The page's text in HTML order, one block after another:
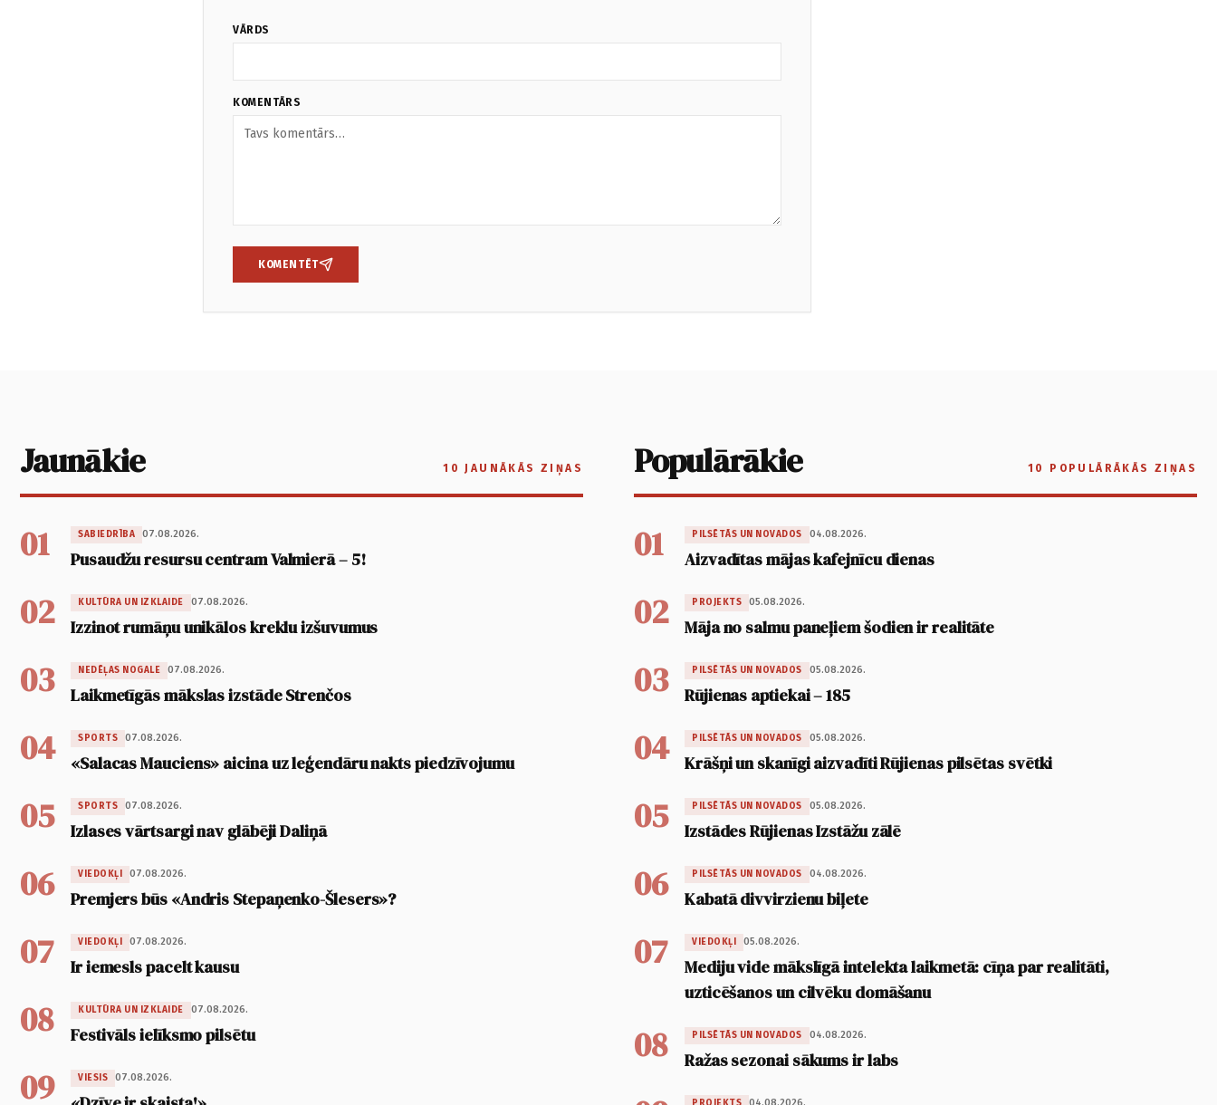
VĀRDS
KOMENTĀRS
KOMENTĒT
Jaunākie 10 JAUNĀKĀS ZIŅAS
01 SABIEDRĪBA 07.08.2026.
Pusaudžu resursu centram Valmierā – 5!
02 KULTŪRA UN IZKLAIDE 07.08.2026.
Izzinot rumāņu unikālos kreklu izšuvumus
03 NEDĒĻAS NOGALE 07.08.2026.
Laikmetīgās mākslas izstāde Strenčos
04 SPORTS 07.08.2026.
«Salacas Mauciens» aicina uz leģendāru nakts piedzīvojumu
05 SPORTS 07.08.2026.
Izlases vārtsargi nav glābēji Daliņā
06 VIEDOKĻI 07.08.2026.
Premjers būs «Andris Stepaņenko-Šlesers»?
07 VIEDOKĻI 07.08.2026.
Ir iemesls pacelt kausu
08 KULTŪRA UN IZKLAIDE 07.08.2026.
Festivāls ielīksmo pilsētu
09 VIESIS 07.08.2026.
Populārākie 10 POPULĀRĀKĀS ZIŅAS
01 PILSĒTĀS UN NOVADOS 04.08.2026.
Aizvadītas mājas kafejnīcu dienas
02 PROJEKTS 05.08.2026.
Māja no salmu paneļiem šodien ir realitāte
03 PILSĒTĀS UN NOVADOS 05.08.2026.
Rūjienas aptiekai – 185
04 PILSĒTĀS UN NOVADOS 05.08.2026.
Krāšņi un skanīgi aizvadīti Rūjienas pilsētas svētki
05 PILSĒTĀS UN NOVADOS 05.08.2026.
Izstādes Rūjienas Izstāžu zālē
06 PILSĒTĀS UN NOVADOS 04.08.2026.
Kabatā divvirzienu biļete
07 VIEDOKĻI 05.08.2026.
Mediju vide mākslīgā intelekta laikmetā: cīņa par realitāti,
uzticēšanos un cilvēku domāšanu
08 PILSĒTĀS UN NOVADOS 04.08.2026.
Ražas sezonai sākums ir labs